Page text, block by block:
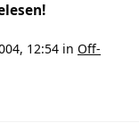
12:54 in Off-